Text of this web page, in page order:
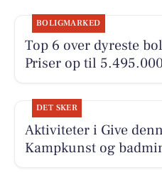
BOLIGMARKED
Top 6 over dyreste
Priser op til
DET SKER
Aktiviteter i Give
Kampkunst og